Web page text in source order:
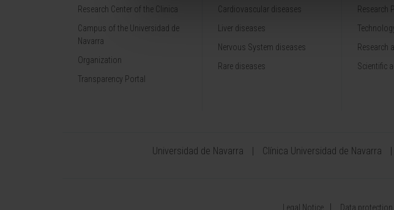
Research Center of the Clinica
Campus of the Universidad de
Navarra
Organization
Transparency Portal
Cardiovascular diseases
Liver diseases
Nervous System diseases
Rare diseases
Research
Research
Scientific
Universidad de Navarra Clínica Universidad de Navarra
Legal Notice Data